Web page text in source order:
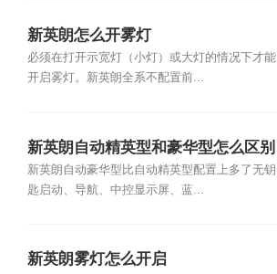
新英朗怎么开雾灯
必须在打开示宽灯（小灯）或大灯的情况下才能
开启雾灯。新英朗全系不配置前...
新英朗自动精英型和豪华型怎么区别
新英朗自动豪华型比自动精英型配置上多了无钥
匙启动、导航、中控显示屏、蓝...
新英朗雾灯怎么开启